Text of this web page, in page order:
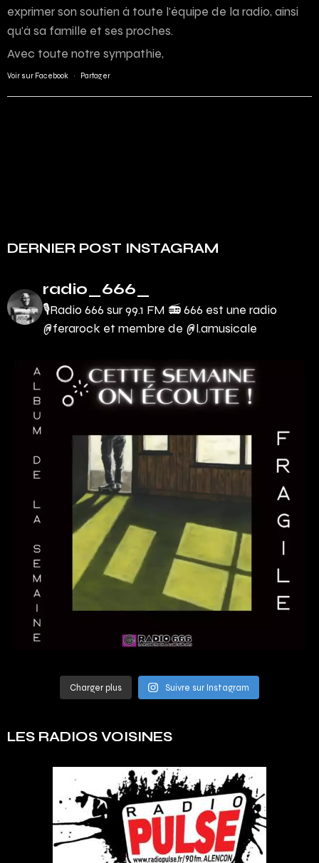
exprimer son soutien à toute l’équipe de la radio, ainsi
qu’à sa famille et ses proches.
Avec toute notre sympathie,
Voir sur Facebook · Partager
DERNIER POST INSTAGRAM
radio_666_
🎙Radio 666 sur 99.1 FM 📻666 est une radio
@ferarock et membre de @l.amusicale
Charger plus Suivre sur Instagram
LES RADIOS VOISINES